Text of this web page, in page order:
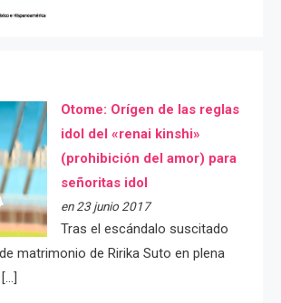
Otome: Orígen de las reglas
idol del «renai kinshi»
(prohibición del amor) para
señoritas idol
en 23 junio 2017
Tras el escándalo suscitado
matrimonio de Ririka Suto en plena